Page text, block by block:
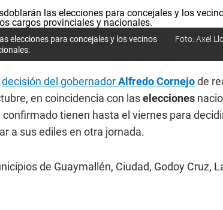
elecciones para concejales y los vecinos
Foto: Axel
decisión del gobernadorAlfredo Cornejode
en coincidencia con laselecciones
tienen hasta el viernes para
a sus ediles en otra jornada.
de Guaymallén, Ciudad, Godoy Cruz,